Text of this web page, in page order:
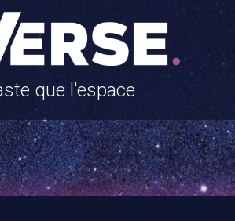
que l'espace